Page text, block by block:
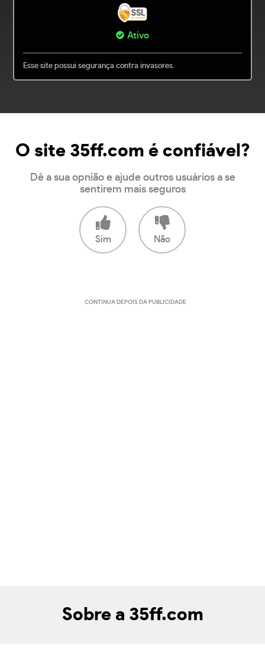
Ativo
Esse site possui segurança contra invasores.
O site 35ff.com é confiável?
Dê a sua opnião e ajude outros usuários a se
sentirem mais seguros
Sim Não
CONTINUA DEPOIS DA PUBLICIDADE
Sobre a 35ff.com